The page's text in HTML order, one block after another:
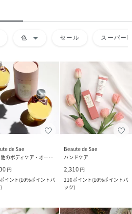
色 arrow_drop_down セール スーパー
de Sae
その他のボディケア・オーラルケア
円
ポイント(10%ポイントバ
)
Beaute de Sae
ハンドケア
2,310 円
210ポイント(10%ポイントバ
ック)